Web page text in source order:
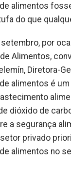
alimentos
do que
setembro, por
Alimentos,
Diretora-
alimentos é
dióxido de
a segurança
privado
alimentos no